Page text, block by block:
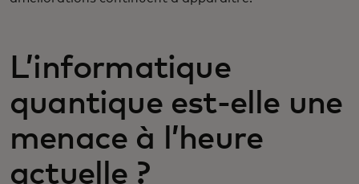
L’informatique
quantique est-elle une
menace à l’heure
actuelle ?